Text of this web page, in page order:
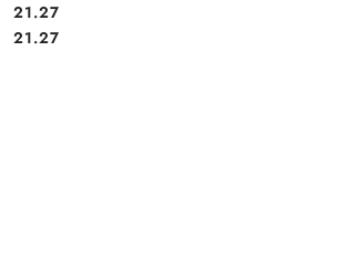
Cena:
21.27
Cena:
21.27